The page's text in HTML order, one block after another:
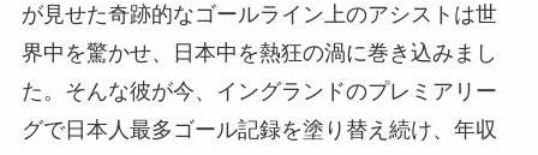
が見せた奇跡的なゴールライン上のアシストは世
界中を驚かせ、日本中を熱狂の渦に巻き込みまし
た。そんな彼が今、イングランドのプレミアリー
グで日本人最多ゴール記録を塗り替え続け、年収